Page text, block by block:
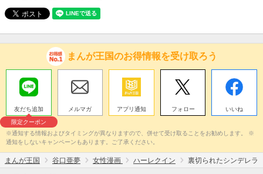
まんが王国のお得情報を受け取ろう
友だち追加
限定クーポン
メルマガ アプリ通知 フォロー いいね
※通知する情報およびタイミングが異なりますので、併せて受け取ることをお勧めします。 ※
通知をしないキャンペーンもあります。ご了承ください。
まんが王国 谷口亜夢 女性漫画 ハーレクイン 裏切られたシンデレラ